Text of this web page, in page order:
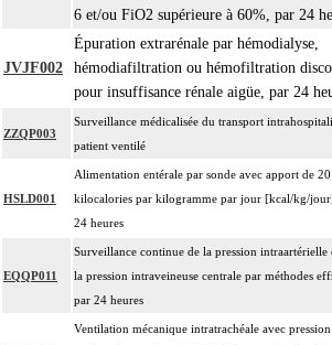
6 et/ou FiO2 supérieure à 60%, par 24
JVJF002
Épuration extrarénale par hémodialyse,
hémodiafiltration ou hémofiltration
pour insuffisance rénale aigüe, par 24
ZZQP003
Surveillance médicalisée du transport
patient ventilé
HSLD001
Alimentation entérale par sonde avec apport de 20
kilocalories par kilogramme par jour [kcal/kg/
24 heures
EQQP011
Surveillance continue de la pression intraartérielle
la pression intraveineuse centrale par méthodes
par 24 heures
Ventilation mécanique intratrachéale avec pression